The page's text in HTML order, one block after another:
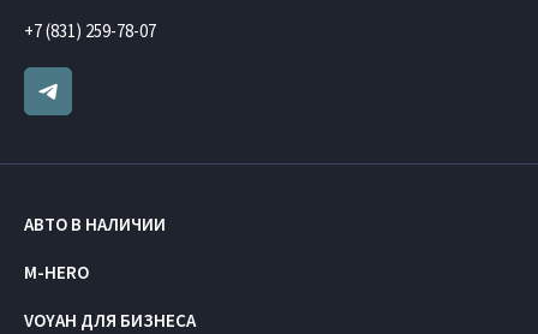
+7 (831) 259-78-07
АВТО В НАЛИЧИИ
M-HERO
VOYAH ДЛЯ БИЗНЕСА